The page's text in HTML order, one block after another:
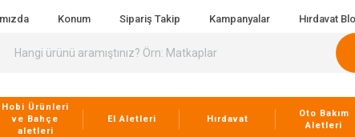
Konum Sipariş Takip Kampanyalar Hırdavat
Hobi Ürünleri
ve Bahçe
aletleri
El Aletleri Hırdavat
Oto Bakım
Aletleri